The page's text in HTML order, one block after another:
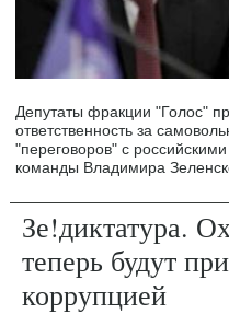
Депутаты фракции "Голос"
ответственность за
"переговоров" с
команды Владимира
Зе!диктатура.
теперь будут
коррупцией